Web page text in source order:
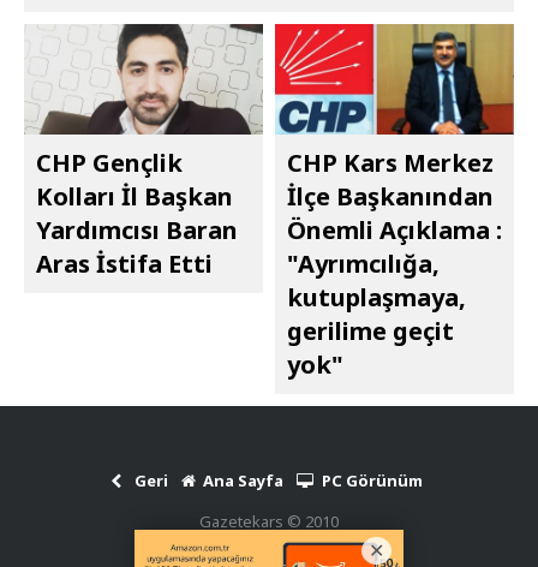
CHP Gençlik
Kolları İl Başkan
Yardımcısı Baran
Aras İstifa Etti
CHP Kars Merkez
İlçe Başkanından
Önemli Açıklama :
"Ayrımcılığa,
kutuplaşmaya,
gerilime geçit
yok"
Geri Ana Sayfa
PC Görünüm
Gazetekars © 2010
Haber Scripti